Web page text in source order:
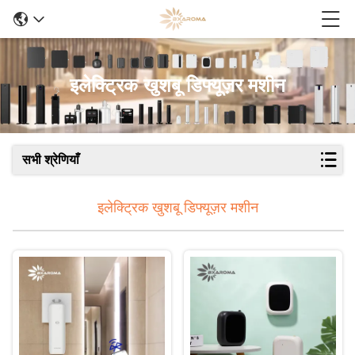
इलेक्ट्रिक खुशबू डिफ्यूज़र मशीन
सभी श्रेणियाँ
इलेक्ट्रिक खुशबू डिफ्यूज़र मशीन